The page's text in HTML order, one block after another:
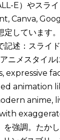
E）やスライ
Canva,
定しています
記述：スライ
ニメスタイル
expressive
animation
anime,
強調。たか